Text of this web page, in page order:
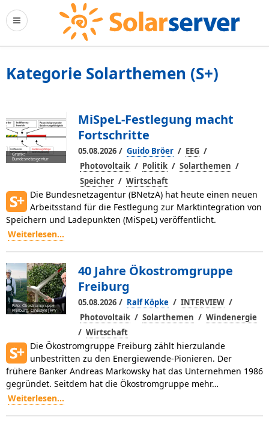
Kategorie Solarthemen (S+)
Grafik:
Bundesnetzagentur
MiSpeL-Festlegung macht
Fortschritte
05.08.2026 / Guido Bröer / EEG /
Photovoltaik / Politik / Solarthemen /
Speicher / Wirtschaft
Die Bundesnetzagentur (BNetzA) hat heute einen neuen
Arbeitsstand für die Festlegung zur Marktintegration von
Speichern und Ladepunkten (MiSpeL) veröffentlicht.
Weiterlesen...
Foto: Ökostromgruppe
Freiburg, Cinestyle|FPV
40 Jahre Ökostromgruppe
Freiburg
05.08.2026 / Ralf Köpke / INTERVIEW /
Photovoltaik / Solarthemen / Windenergie
/ Wirtschaft
Die Ökostromgruppe Freiburg zählt hierzulande
unbestritten zu den Energiewende-Pionieren. Der
frühere Banker Andreas Markowsky hat das Unternehmen 1986
gegründet. Seitdem hat die Ökostromgruppe mehr…
Weiterlesen...